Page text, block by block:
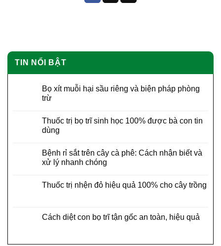
TIN NỔI BẬT
Bọ xít muỗi hại sầu riêng và biện pháp phòng
trừ
Thuốc trị bọ trĩ sinh học 100% được bà con tin
dùng
Bệnh rỉ sắt trên cây cà phê: Cách nhận biết và
xử lý nhanh chóng
Thuốc trị nhện đỏ hiệu quả 100% cho cây trồng
Cách diệt con bọ trĩ tận gốc an toàn, hiệu quả